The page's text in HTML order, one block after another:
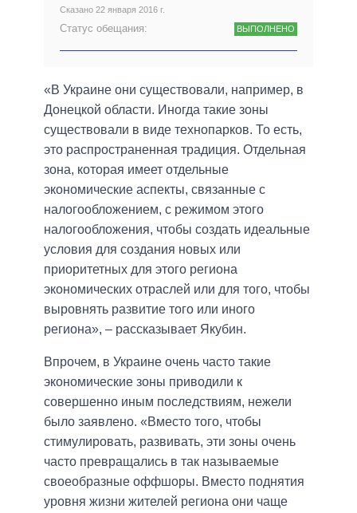
Сказано 22 января 2016 г.
Статус обещания: ВЫПОЛНЕНО
«В Украине они существовали, например, в
Донецкой области. Иногда такие зоны
существовали в виде технопарков. То есть,
это распространенная традиция. Отдельная
зона, которая имеет отдельные
экономические аспекты, связанные с
налогообложением, с режимом этого
налогообложения, чтобы создать идеальные
условия для создания новых или
приоритетных для этого региона
экономических отраслей или для того, чтобы
выровнять развитие того или иного
региона», – рассказывает Якубин.
Впрочем, в Украине очень часто такие
экономические зоны приводили к
совершенно иным последствиям, нежели
было заявлено. «Вместо того, чтобы
стимулировать, развивать, эти зоны очень
часто превращались в так называемые
своеобразные оффшоры. Вместо поднятия
уровня жизни жителей региона они чаще